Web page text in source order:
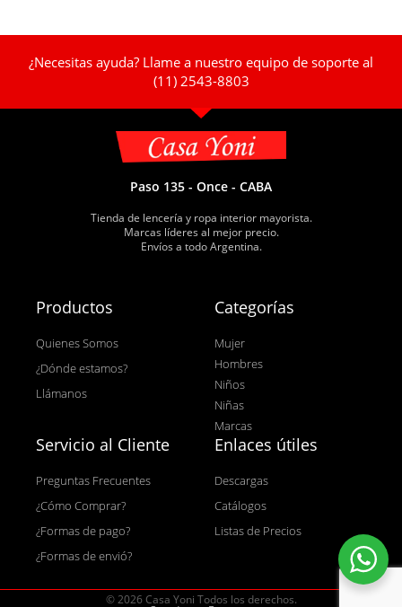
¿Necesitas ayuda? Llame a nuestro equipo de soporte al
(11) 2543-8803
Paso 135 - Once - CABA
Tienda de lencería y ropa interior mayorista.
Marcas líderes al mejor precio.
Envíos a todo Argentina.
Productos
Quienes Somos
¿Dónde estamos?
Llámanos
Categorías
Mujer
Hombres
Niños
Niñas
Marcas
Servicio al Cliente
Preguntas Frecuentes
¿Cómo Comprar?
¿Formas de pago?
¿Formas de envió?
Enlaces útiles
Descargas
Catálogos
Listas de Precios
© 2026 Casa Yoni Todos los derechos.